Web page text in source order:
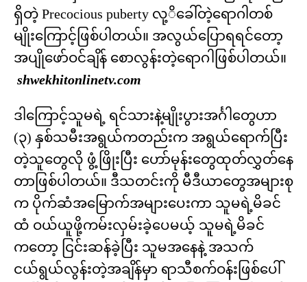
ရှိတဲ့ Precocious puberty လု့ိခေါ်တဲ့ရောဂါတစ်
မျိုးကြောင့်ဖြစ်ပါတယ်။ အလွယ်ပြောရရင်တော့
အပျိုဖော်ဝင်ချိန် စောလွန်းတဲ့ရောဂါဖြစ်ပါတယ်။
shwekhitonlinetv.com
ဒါကြောင့်သူမရဲ့ ရင်သားနဲ့မျိုးပွားအင်္ဂါတွေဟာ
(၃) နှစ်သမီးအရွယ်ကတည်းက အရွယ်ရောက်ပြီး
တဲ့သူတွေလို ဖွံ့ဖြိုးပြီး ဟော်မုန်းတွေထုတ်လွှတ်နေ
တာဖြစ်ပါတယ်။ ဒီသတင်းကို မီဒီယာတွေအများစု
က ပိုက်ဆံအမြောက်အများပေးကာ သူမရဲ့မိခင်
ထံ ဝယ်ယူဖို့ကမ်းလှမ်းခဲ့ပေမယ့် သူမရဲ့မိခင်
ကတော့ ငြင်းဆန်ခဲ့ပြီး သူမအနေနဲ့ အသက်
ငယ်ရွယ်လွန်းတဲ့အချိန်မှာ ရာသီစက်ဝန်းဖြစ်ပေါ်